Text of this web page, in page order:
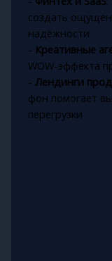
создать
надёжности
- Креативные
WOW-эффекта
- Лендинги
фон помогает
перегрузки